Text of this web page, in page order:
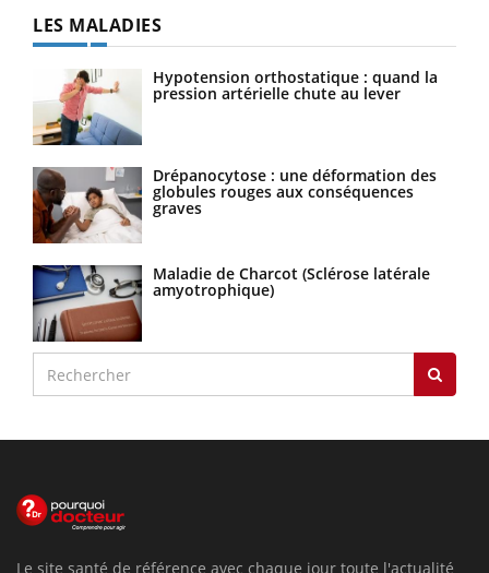
LES MALADIES
Hypotension orthostatique : quand la
pression artérielle chute au lever
Drépanocytose : une déformation des
globules rouges aux conséquences
graves
Maladie de Charcot (Sclérose latérale
amyotrophique)
Le site santé de référence avec chaque jour toute l'actualité